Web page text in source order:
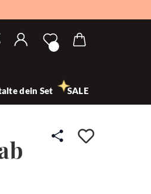
dein Set SALE
Auf